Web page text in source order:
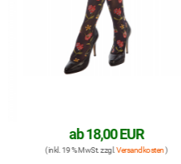
ab18,00 EUR
( inkl. 19 % MwSt. zzgl.Versandkosten)